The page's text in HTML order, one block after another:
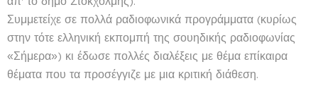
Συμμετείχε σε πολλά ραδιοφωνικά προγράμματα (κυρίως
στην τότε ελληνική εκπομπή της σουηδικής ραδιοφωνίας
«Σήμερα») κι έδωσε πολλές διαλέξεις με θέμα επίκαιρα
θέματα που τα προσέγγιζε με μια κριτική διάθεση.